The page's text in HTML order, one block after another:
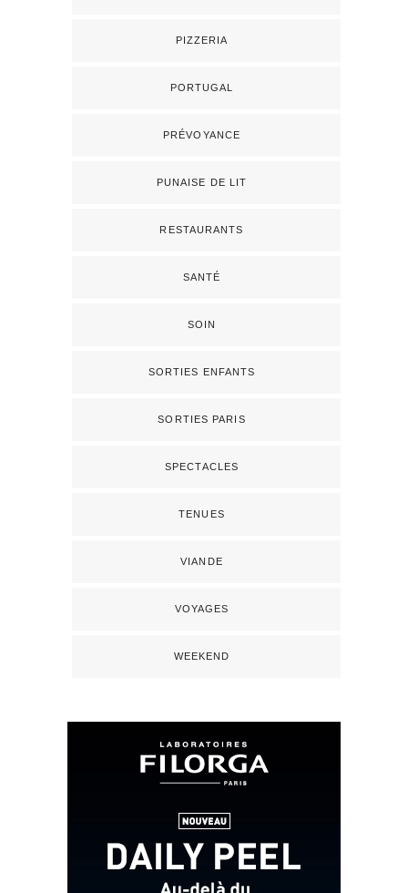
PIZZERIA
PORTUGAL
PRÉVOYANCE
PUNAISE DE LIT
RESTAURANTS
SANTÉ
SOIN
SORTIES ENFANTS
SORTIES PARIS
SPECTACLES
TENUES
VIANDE
VOYAGES
WEEKEND